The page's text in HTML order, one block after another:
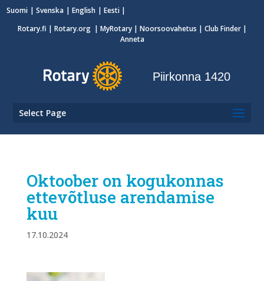
Suomi Svenska English
Eesti
Rotary.fi | Rotary.org | MyRotary| Noorsoovahetus | Club Finder|
Anneta
Piirkonna 1420
Select Page
Oktoober on kogukonnas
ettevõtluse arendamise
kuu
17.10.2024